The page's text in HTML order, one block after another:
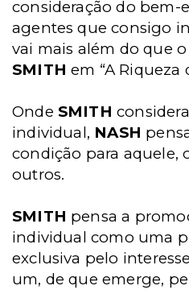
consideração do bem-
agentes que consigo
vai mais além do que
SMITH em “A Riqueza
Onde SMITH
individual, NASH
condição para aquele,
outros.
SMITH pensa a
individual como uma
exclusiva pelo
um, de que emerge,